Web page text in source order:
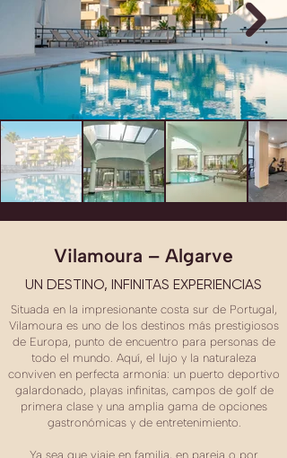
Vilamoura – Algarve
UN DESTINO, INFINITAS EXPERIENCIAS
Situada en la impresionante costa sur de Portugal,
Vilamoura es uno de los destinos más prestigiosos
de Europa, punto de encuentro para personas de
todo el mundo. Aquí, el lujo y la naturaleza
conviven en perfecta armonía: un puerto deportivo
galardonado, playas infinitas, campos de golf de
primera clase y una amplia gama de opciones
gastronómicas y de entretenimiento.
Ya sea que viaje en familia, en pareja o por